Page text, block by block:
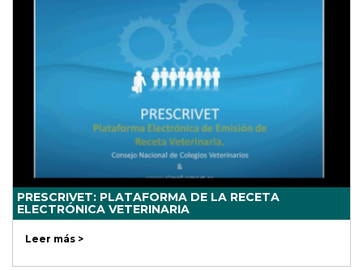
PRESCRIVET: PLATAFORMA DE LA RECETA
ELECTRÓNICA VETERINARIA
Leer más >